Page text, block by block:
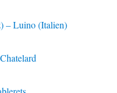
– Luino (Italien)